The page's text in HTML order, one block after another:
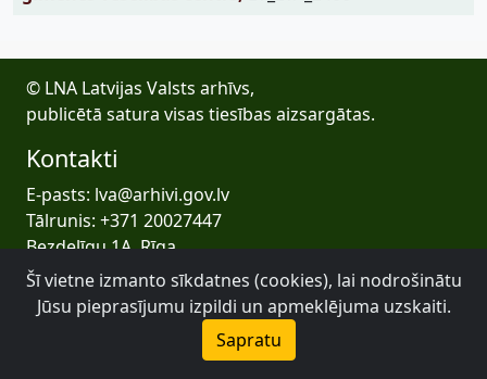
© LNA Latvijas Valsts arhīvs,
publicētā satura visas tiesības aizsargātas.
Kontakti
E-pasts: lva@arhivi.gov.lv
Tālrunis: +371 20027447
Bezdelīgu 1A, Rīga
Latvijas Valsts arhīvs
Šī vietne izmanto sīkdatnes (cookies), lai nodrošinātu
Jūsu pieprasījumu izpildi un apmeklējuma uzskaiti.
Sapratu